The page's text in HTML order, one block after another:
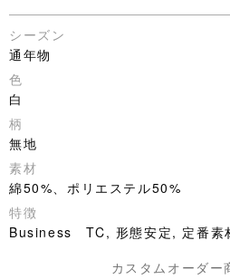
シーズン
通年物
色
白
柄
無地
素材
綿50%、ポリエステル50%
特徴
Business TC, 形態安定, 定番素
カスタムオーダー